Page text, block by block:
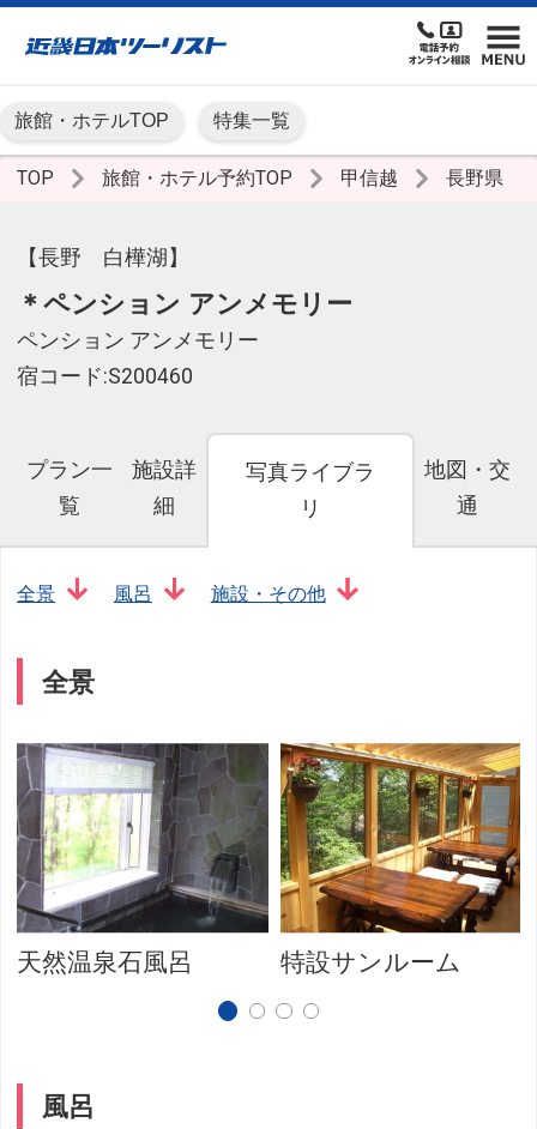
旅館・ホテルTOP 特集一覧
TOP 旅館・ホテル予約TOP 甲信越 長野県
【長野 白樺湖】
＊ペンション アンメモリー
ペンション アンメモリー
宿コード:S200460
プラン一
覧
施設詳
細
写真ライブラ
リ
地図・交
通
全景 風呂 施設・その他
全景
天然温泉石風呂 特設サンルーム
風呂